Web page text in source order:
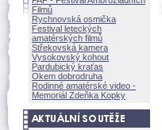
Filmů
Rychnovská osmička
Festival leteckých
amatérských filmů
Střekovská kamera
Vysokovský kohout
Pardubický kraťas
Okem dobrodruha
Rodinné amatérské video -
Memoriál Zdeňka Kopky